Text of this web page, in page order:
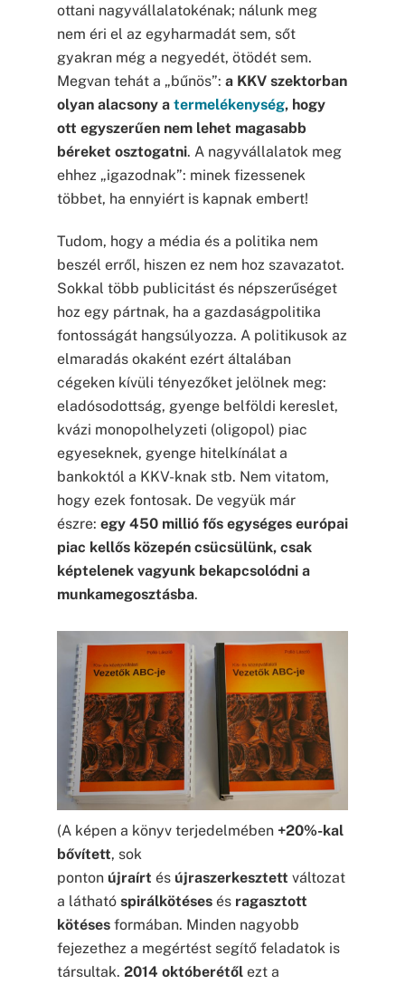
ottani nagyvállalatokénak; nálunk meg
nem éri el az egyharmadát sem, sőt
gyakran még a negyedét, ötödét sem.
Megvan tehát a „bűnös”: a KKV szektorban
olyan alacsony a termelékenység, hogy
ott egyszerűen nem lehet magasabb
béreket osztogatni. A nagyvállalatok meg
ehhez „igazodnak”: minek fizessenek
többet, ha ennyiért is kapnak embert!
Tudom, hogy a média és a politika nem
beszél erről, hiszen ez nem hoz szavazatot.
Sokkal több publicitást és népszerűséget
hoz egy pártnak, ha a gazdaságpolitika
fontosságát hangsúlyozza. A politikusok az
elmaradás okaként ezért általában
cégeken kívüli tényezőket jelölnek meg:
eladósodottság, gyenge belföldi kereslet,
kvázi monopolhelyzeti (oligopol) piac
egyeseknek, gyenge hitelkínálat a
bankoktól a KKV-knak stb. Nem vitatom,
hogy ezek fontosak. De vegyük már
észre: egy 450 millió fős egységes európai
piac kellős közepén csücsülünk, csak
képtelenek vagyunk bekapcsolódni a
munkamegosztásba.
(A képen a könyv terjedelmében +20%-kal
bővített, sok
ponton újraírt és újraszerkesztett változat
a látható spirálkötésesés ragasztott
kötésesformában. Minden nagyobb
fejezethez a megértést segítő feladatok is
társultak. 2014 októberétőlezt a